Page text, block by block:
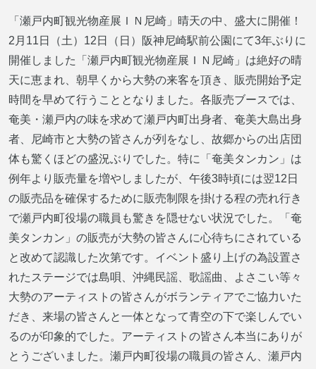
「瀬戸内町観光物産展ＩＮ尼崎」晴天の中、盛大に開催！
2月11日（土）12日（日）阪神尼崎駅前公園にて3年ぶりに
開催しました「瀬戸内町観光物産展ＩＮ尼崎」は絶好の晴
天に恵まれ、朝早くから大勢の来客を頂き、販売開始予定
時間を早めて行うこととなりました。各販売ブースでは、
奄美・瀬戸内の味を求めて瀬戸内町出身者、奄美大島出身
者、尼崎市と大勢の皆さんが列をなし、故郷からの出店団
体も驚くほどの盛況ぶりでした。特に「奄美タンカン」は
例年より販売量を増やしましたが、午後3時頃には翌12日
の販売品を確保するために販売制限を掛ける程の売れ行き
で瀬戸内町役場の職員も驚きを隠せない状況でした。「奄
美タンカン」の販売が大勢の皆さんに心待ちにされている
と改めて認識した次第です。イベント盛り上げの為設置さ
れたステージでは島唄、沖縄民謡、歌謡曲、よさこい等々
大勢のアーティストの皆さんがボランティアでご協力いた
だき、来場の皆さんと一体となって青空の下で楽しんでい
るのが印象的でした。アーティストの皆さん本当にありが
とうございました。瀬戸内町役場の職員の皆さん、瀬戸内